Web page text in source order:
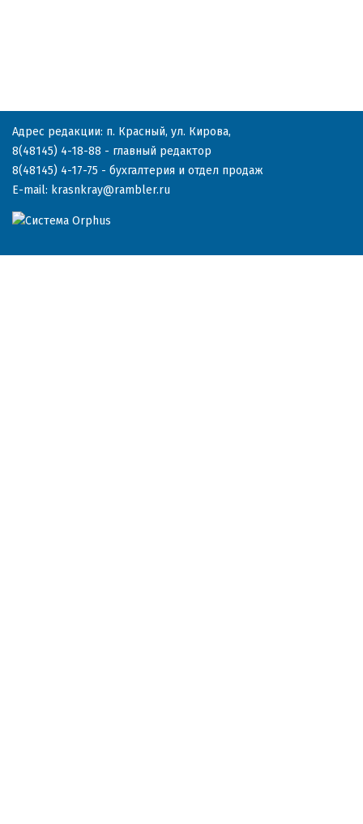
Адрес редакции: п. Красный, ул. Кирова,
8(48145) 4-18-88 - главный редактор
8(48145) 4-17-75 - бухгалтерия и отдел продаж
E-mail: krasnkray@rambler.ru